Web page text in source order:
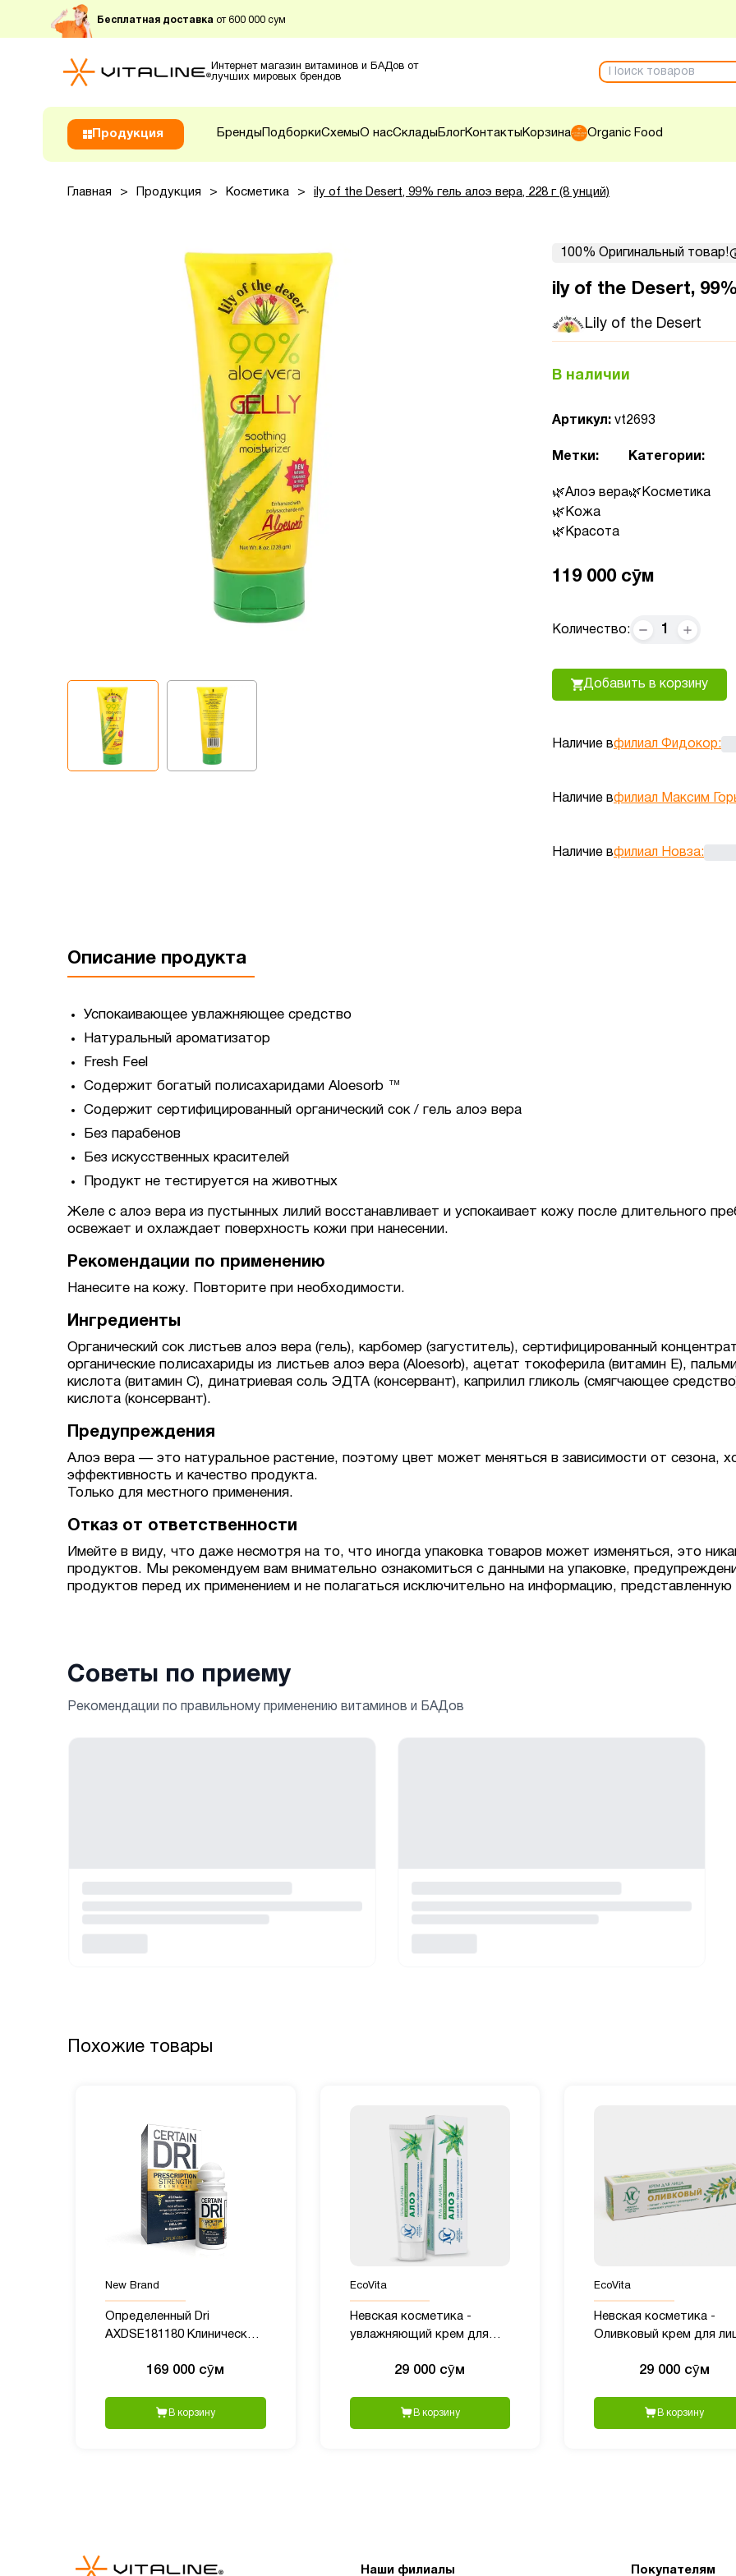
Бесплатная доставка от 600 000 сум
Интернет магазин витаминов и БАДов от
лучших мировых брендов
Продукция Бренды ПодборкиСхемыО насСклады БлогКонтакты Корзина Organic Food
Главная > Продукция > Косметика > ily of the Desert, 99% гель алоэ вера, 228 г (8 унций)
100% Оригинальный товар!
ily of the Desert,
Lily of the Desert
В наличии
Артикул: vt2693
Метки:
Алоэ вера
Кожа
Красота
Категории:
Косметика
119 000 сӯм
Количество: 1
Добавить в корзину
Наличие вфилиал Фидокор:
Наличие вфилиал Максим
Наличие вфилиал Новза:
Описание продукта
Успокаивающее увлажняющее средство
Натуральный ароматизатор
Fresh Feel
Содержит богатый полисахаридами Aloesorb ™
Содержит сертифицированный органический сок / гель алоэ вера
Без парабенов
Без искусственных красителей
Продукт не тестируется на животных
Желе с алоэ вера из пустынных лилий восстанавливает и успокаивает кожу после длительного
освежает и охлаждает поверхность кожи при нанесении.
Рекомендации по применению
Нанесите на кожу. Повторите при необходимости.
Ингредиенты
Органический сок листьев алоэ вера (гель), карбомер (загуститель), сертифицированный
органические полисахариды из листьев алоэ вера (Aloesorb), ацетат токоферила (витамин Е),
кислота (витамин С), динатриевая соль ЭДТА (консервант), каприлил гликоль (смягчающее
кислота (консервант).
Предупреждения
Алоэ вера — это натуральное растение, поэтому цвет может меняться в зависимости от сезона,
эффективность и качество продукта.
Только для местного применения.
Отказ от ответственности
Имейте в виду, что даже несмотря на то, что иногда упаковка товаров может изменяться, это
продуктов. Мы рекомендуем вам внимательно ознакомиться с данными на упаковке,
продуктов перед их применением и не полагаться исключительно на информацию, представленную
Советы по приему
Рекомендации по правильному применению витаминов и БАДов
Похожие товары
New Brand
Определенный Dri
AXDSE181180 Клинический
антиперспирант
169 000 сӯм
В корзину
EcoVita
Невская косметика -
увлажняющий крем для
29 000 сӯм
В корзину
EcoVita
Невская косметика -
Оливковый крем для
29 000 сӯм
В корзину
Наши филиалы Покупателям